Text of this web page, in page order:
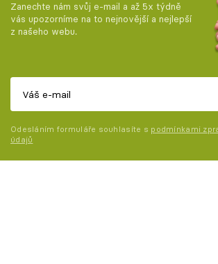
Zanechte nám svůj e-mail a až 5x týdně
vás upozorníme na to nejnovější a nejlepší
z našeho webu.
Odesláním formuláře souhlasíte s podmínkami
údajů